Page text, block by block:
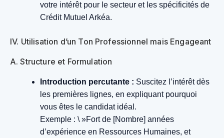
votre intérêt pour le secteur et les spécificités de
Crédit Mutuel Arkéa.
IV. Utilisation d’un Ton Professionnel mais Engageant
A. Structure et Formulation
Introduction percutante : Suscitez l’intérêt dès
les premières lignes, en expliquant pourquoi
vous êtes le candidat idéal.
Exemple : \ »Fort de [Nombre] années
d’expérience en Ressources Humaines, et